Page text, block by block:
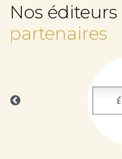
Nos éditeurs
partenaires